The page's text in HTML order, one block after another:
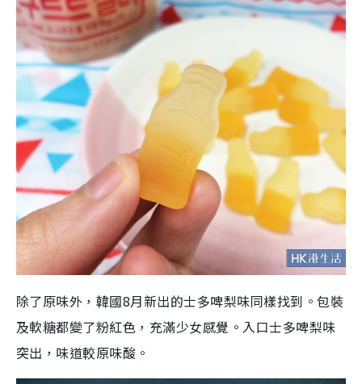
除了原味外，韓國8月新出的士多啤梨味同樣找到。包裝
及軟糖都變了粉紅色，充滿少女感覺。入口士多啤梨味
突出，味道較原味酸。